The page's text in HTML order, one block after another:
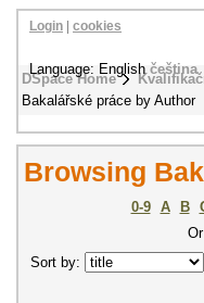
DSpace Home
Bakalářské práce by Author
Login cookies
Language: Englishčeština
Browsing
0-9 A B
Sort by: